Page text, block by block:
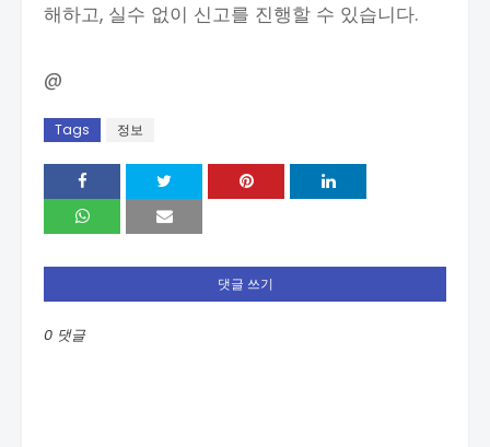
해하고, 실수 없이 신고를 진행할 수 있습니다.
@
Tags 정보
댓글 쓰기
0 댓글